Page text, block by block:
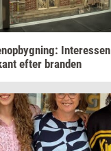
In­ter­es­sen
efter bran­den